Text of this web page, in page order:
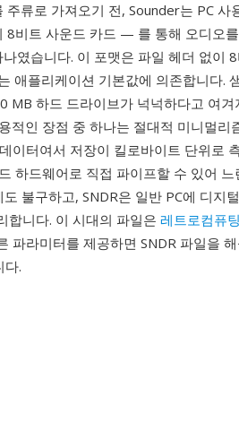
류로 가져오기 전, Sounder는 PC 사
비트 사운드 카드 — 를 통해 오디오
였습니다. 이 포맷은 파일 헤더 없이
애플리케이션 기본값에 의존합니다.
하드 드라이브가 넉넉하다고 여겨
적인 장점 중 하나는 절대적 미니멀리
이터여서 저장이 킬로바이트 단위로
하드웨어로 직접 파이프할 수 있어
불구하고, SNDR은 일반 PC에 디지
합니다. 이 시대의 파일은 레트로컴퓨팅
파라미터를 제공하면 SNDR 파일을
다.